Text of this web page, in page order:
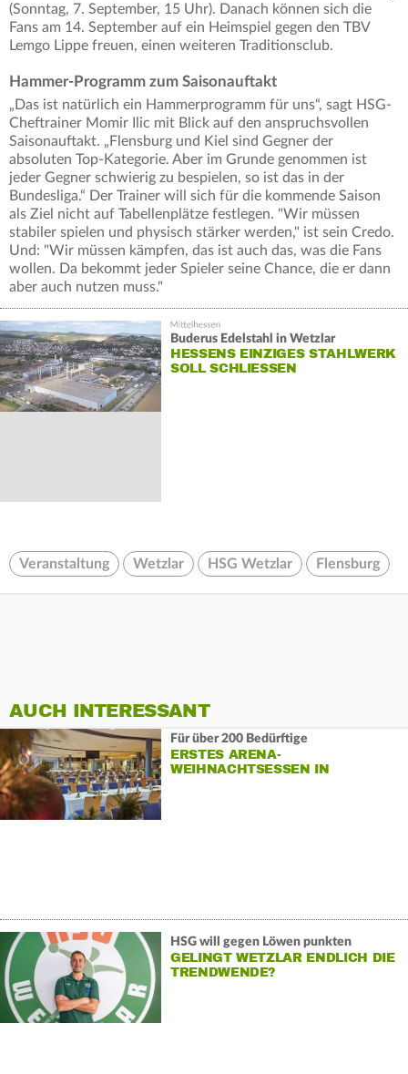
(Sonntag, 7. September, 15 Uhr). Danach können sich die
Fans am 14. September auf ein Heimspiel gegen den TBV
Lemgo Lippe freuen, einen weiteren Traditionsclub.
Hammer-Programm zum Saisonauftakt
„Das ist natürlich ein Hammerprogramm für uns“, sagt HSG-
Cheftrainer Momir Ilic mit Blick auf den anspruchsvollen
Saisonauftakt. „Flensburg und Kiel sind Gegner der
absoluten Top-Kategorie. Aber im Grunde genommen ist
jeder Gegner schwierig zu bespielen, so ist das in der
Bundesliga.“ Der Trainer will sich für die kommende Saison
als Ziel nicht auf Tabellenplätze festlegen. "Wir müssen
stabiler spielen und physisch stärker werden," ist sein Credo.
Und: "Wir müssen kämpfen, das ist auch das, was die Fans
wollen. Da bekommt jeder Spieler seine Chance, die er dann
aber auch nutzen muss."
Buderus Edelstahl in Wetzlar
HESSENS EINZIGES STAHLWERK
SOLL SCHLIESSEN
Veranstaltung Wetzlar HSG Wetzlar Flensburg
AUCH INTERESSANT
Für über 200 Bedürftige
ERSTES ARENA-
WEIHNACHTSESSEN IN
HSG will gegen Löwen punkten
GELINGT WETZLAR ENDLICH DIE
TRENDWENDE?